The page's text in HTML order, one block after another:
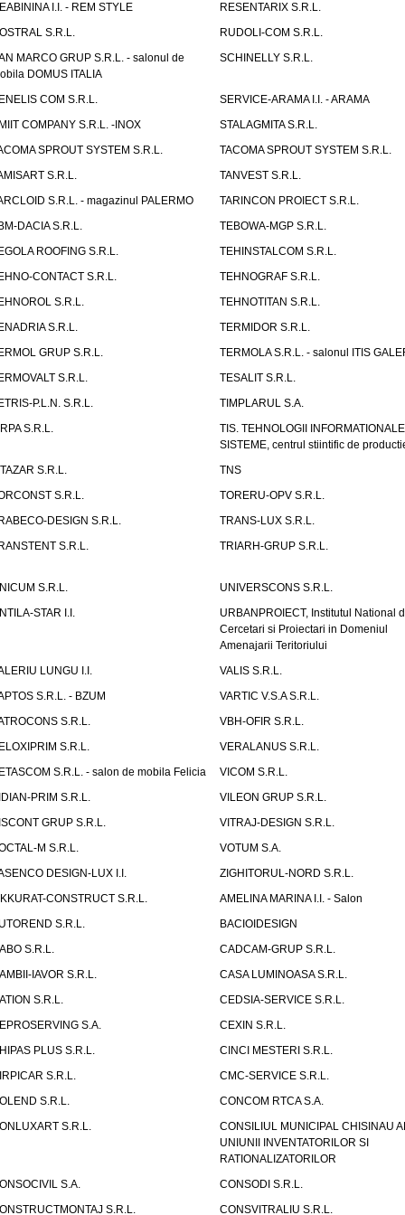
I.I. - REM STYLE
RESENTARIX S.R.L.
S.R.L.
RUDOLI-COM S.R.L.
MARCO GRUP S.R.L. - salonul de
DOMUS ITALIA
SCHINELLY S.R.L.
COM S.R.L.
SERVICE-ARAMA I.I. - ARAMA
COMPANY S.R.L. -INOX
STALAGMITA S.R.L.
SPROUT SYSTEM S.R.L.
TACOMA SPROUT SYSTEM S.R.L.
S.R.L.
TANVEST S.R.L.
S.R.L. - magazinul PALERMO
TARINCON PROIECT S.R.L.
DACIA S.R.L.
TEBOWA-MGP S.R.L.
ROOFING S.R.L.
TEHINSTALCOM S.R.L.
CONTACT S.R.L.
TEHNOGRAF S.R.L.
S.R.L.
TEHNOTITAN S.R.L.
S.R.L.
TERMIDOR S.R.L.
GRUP S.R.L.
TERMOLA S.R.L. - salonul ITIS
S.R.L.
TESALIT S.R.L.
P.L.N. S.R.L.
TIMPLARUL S.A.
S.R.L.
TIS. TEHNOLOGII
SISTEME, centrul stiintific de
S.R.L.
TNS
S.R.L.
TORERU-OPV S.R.L.
DESIGN S.R.L.
TRANS-LUX S.R.L.
S.R.L.
TRIARH-GRUP S.R.L.
S.R.L.
UNIVERSCONS S.R.L.
STAR I.I.
URBANPROIECT, Institutul National
Cercetari si Proiectari in Domeniul
Amenajarii Teritoriului
LUNGU I.I.
VALIS S.R.L.
S.R.L. - BZUM
VARTIC V.S.A S.R.L.
S.R.L.
VBH-OFIR S.R.L.
S.R.L.
VERALANUS S.R.L.
S.R.L. - salon de mobila Felicia
VICOM S.R.L.
PRIM S.R.L.
VILEON GRUP S.R.L.
GRUP S.R.L.
VITRAJ-DESIGN S.R.L.
M S.R.L.
VOTUM S.A.
DESIGN-LUX I.I.
ZIGHITORUL-NORD S.R.L.
CONSTRUCT S.R.L.
AMELINA MARINA I.I. - Salon
S.R.L.
BACIOIDESIGN
S.R.L.
CADCAM-GRUP S.R.L.
IAVOR S.R.L.
CASA LUMINOASA S.R.L.
S.R.L.
CEDSIA-SERVICE S.R.L.
S.A.
CEXIN S.R.L.
PLUS S.R.L.
CINCI MESTERI S.R.L.
S.R.L.
CMC-SERVICE S.R.L.
S.R.L.
CONCOM RTCA S.A.
S.R.L.
CONSILIUL MUNICIPAL CHISINAU
UNIUNII INVENTATORILOR SI
RATIONALIZATORILOR
S.A.
CONSODI S.R.L.
S.R.L.
CONSVITRALIU S.R.L.